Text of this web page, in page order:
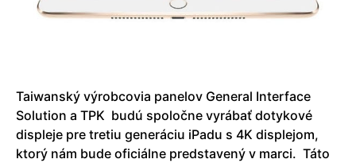
Taiwanský výrobcovia panelov General Interface
Solution a TPK budú spoločne vyrábať dotykové
displeje pre tretiu generáciu iPadu s 4K displejom,
ktorý nám bude oficiálne predstavený v marci. Táto